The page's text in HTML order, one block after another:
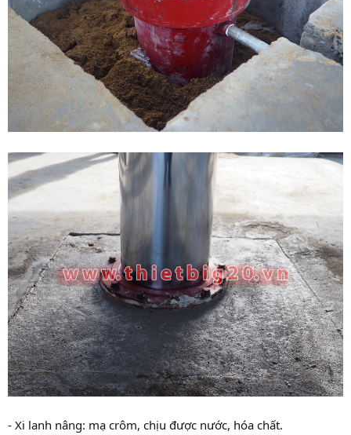
- Xi lanh nâng: mạ crôm, chịu được nước, hóa chất.